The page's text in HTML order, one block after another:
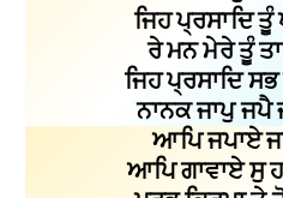
ਜਿਹ ਪ੍ਰਸਾਦਿ ਤੂੰ
ਰੇ ਮਨ ਮੇਰੇ ਤੂੰ
ਜਿਹ ਪ੍ਰਸਾਦਿ
ਨਾਨਕ ਜਾਪੁ
ਆਪਿ ਜਪਾਏ
ਆਪਿ ਗਾਵਾਏ ਸੁ